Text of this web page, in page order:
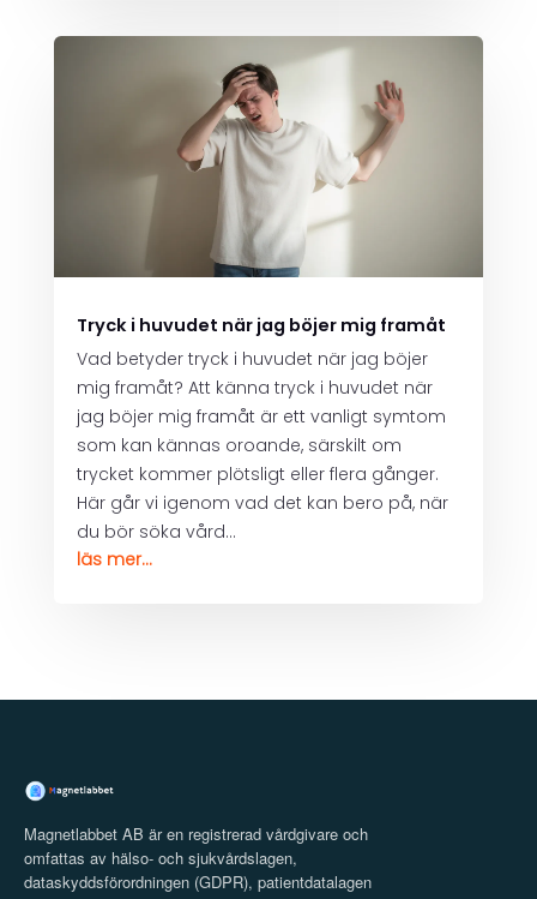
Tryck i huvudet när jag böjer mig framåt
Vad betyder tryck i huvudet när jag böjer
mig framåt? Att känna tryck i huvudet när
jag böjer mig framåt är ett vanligt symtom
som kan kännas oroande, särskilt om
trycket kommer plötsligt eller flera gånger.
Här går vi igenom vad det kan bero på, när
du bör söka vård...
läs mer...
Magnetlabbet AB är en registrerad vårdgivare och
omfattas av hälso- och sjukvårdslagen,
dataskyddsförordningen (GDPR), patientdatalagen